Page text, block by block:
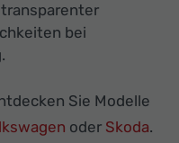
bei
Sie Modelle
oder Skoda.